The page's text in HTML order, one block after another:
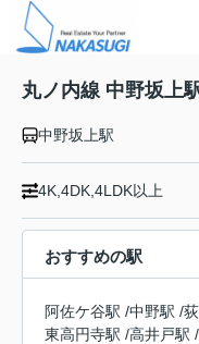
丸ノ内線 中野坂上
中野坂上駅
4K,4DK,4LDK以上
おすすめの駅
阿佐ケ谷駅 /中野駅 /
東高円寺駅 /高井戸駅 /